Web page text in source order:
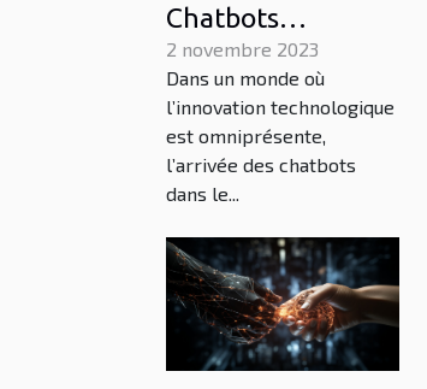
Chatbots
transforment-ils le
monde des
affaires?
2 novembre 2023
Dans un monde où
l’innovation technologique
est omniprésente,
l’arrivée des chatbots
dans le...